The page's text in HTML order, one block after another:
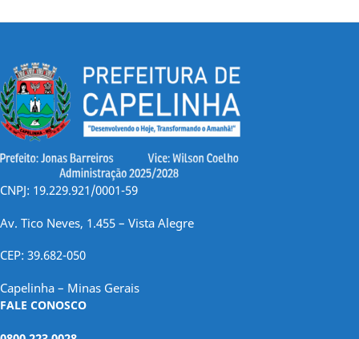
CNPJ: 19.229.921/0001-59
Av. Tico Neves, 1.455 – Vista Alegre
CEP: 39.682-050
Capelinha – Minas Gerais
FALE CONOSCO